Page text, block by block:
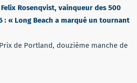
Rosenqvist, vainqueur des 500
: « Long Beach a marqué un tournant
de Portland, douzième manche de